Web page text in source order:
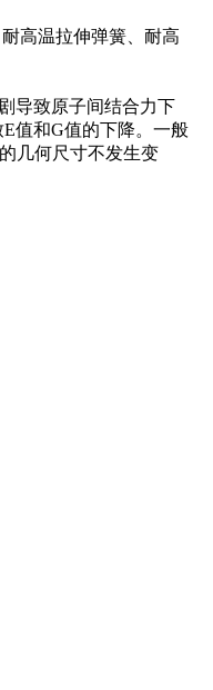
高温拉伸弹簧、耐高
导致原子间结合力下
值和G值的下降。一般
几何尺寸不发生变